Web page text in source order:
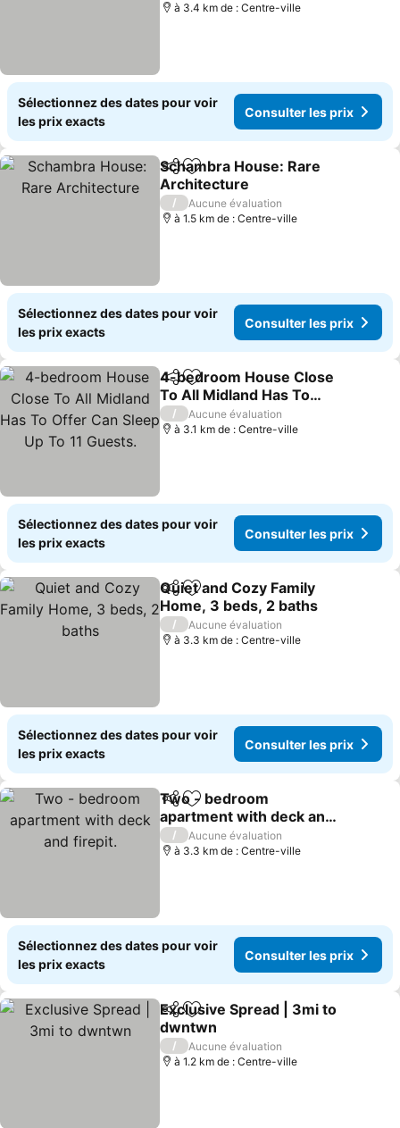
à 3.4 km de : Centre-ville
Sélectionnez des dates pour voir
les prix exacts
Consulter les prix
PartagerAjouter à mes favoris
Schambra House: Rare
Architecture
/
Aucune évaluation
à 1.5 km de : Centre-ville
Sélectionnez des dates pour voir
les prix exacts
Consulter les prix
PartagerAjouter à mes favoris
4-bedroom House Close
To All Midland Has To
Offer Can Sleep Up To 11
Guests.
/
Aucune évaluation
à 3.1 km de : Centre-ville
Sélectionnez des dates pour voir
les prix exacts
Consulter les prix
PartagerAjouter à mes favoris
Quiet and Cozy Family
Home, 3 beds, 2 baths
/
Aucune évaluation
à 3.3 km de : Centre-ville
Sélectionnez des dates pour voir
les prix exacts
Consulter les prix
PartagerAjouter à mes favoris
Two - bedroom
apartment with deck and
firepit.
/
Aucune évaluation
à 3.3 km de : Centre-ville
Sélectionnez des dates pour voir
les prix exacts
Consulter les prix
PartagerAjouter à mes favoris
Exclusive Spread | 3mi to
dwntwn
/
Aucune évaluation
à 1.2 km de : Centre-ville